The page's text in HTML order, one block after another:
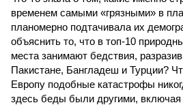
временем самыми «грязными» в
планомерно подтачивала их
объяснить то, что в топ-10
места занимают бедствия,
Пакистане, Бангладеш и Турции?
Европу подобные катастрофы
здесь беды были другими,